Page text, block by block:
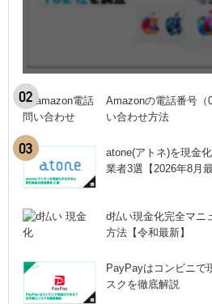
Amazonの電話番号（
い合わせ方法
atone(アトネ)を現金
業者3選【2026年8月最
d払い現金化完全マニ
方法【令和最新】
PayPayはコンビニで
スクを徹底解説